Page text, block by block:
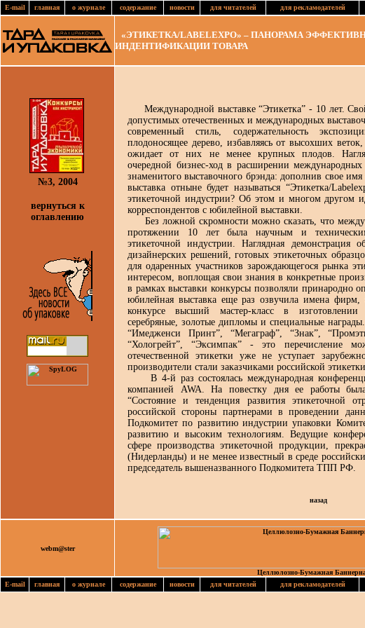
E-mail главная о журнале содержание новости для читателей для рекламодателей
«ЭТИКЕТКА/LABELEXPO» – ПАНОРАМА
ИНДЕНТИФИКАЦИИ ТОВАРА
№3, 2004
вернуться к
оглавлению
Международной выставке “Этикетка” - 10 лет.
допустимых отечественных и международных
современный стиль, содержательность
плодоносящее дерево, избавляясь от высохших
ожидает от них не менее крупных плодов.
очередной бизнес-ход в расширении
знаменитого выставочного брэнда: дополнив свое
выставка отныне будет называться “Этикетка/
этикеточной индустрии? Об этом и многом другом
корреспондентов с юбилейной выставки.
Без ложной скромности можно сказать, что
протяжении 10 лет была научным и
этикеточной индустрии. Наглядная демонстрация
дизайнерских решений, готовых этикеточных
для одаренных участников зарождающегося рынка
интересом, воплощая свои знания в конкретные
в рамках выставки конкурсы позволяли принародно
юбилейная выставка еще раз озвучила имена фирм,
конкурсе высший мастер-класс в изготовлении
серебряные, золотые дипломы и специальные
“Имедженси Принт”, “Мегаграф”, “Знак”,
“Хологрейт”, “Эксимпак” - это перечисление
отечественной этикетки уже не уступает
производители стали заказчиками российской
В 4-й раз состоялась международная
компанией AWA. На повестку дня ее работы
“Состояние и тенденция развития этикеточной
российской стороны партнерами в проведении
Подкомитет по развитию индустрии упаковки
развитию и высоким технологиям. Ведущие
сфере производства этикеточной продукции,
(Нидерланды) и не менее известный в среде
председатель вышеназванного Подкомитета ТПП РФ.
назад
webm@ster
Целлюлозно-Бумажная
E-mail
главная о журнале содержание новости для читателей для рекламодателей